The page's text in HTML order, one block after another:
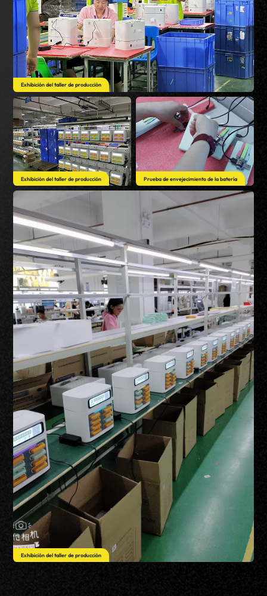
Exhibición del taller de producción
Exhibición del taller de producción Prueba de envejecimiento de la batería
Exhibición del taller de producción